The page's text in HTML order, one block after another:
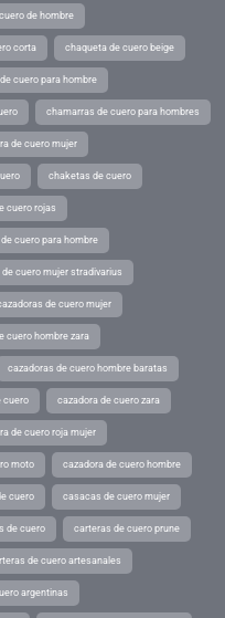
de hombre
corta chaqueta de cuero beige
cuero para hombre
chamarras de cuero para hombres
de cuero mujer
chaketas de cuero
cuero rojas
cuero para hombre
cuero mujer stradivarius
de cuero mujer
cuero hombre zara
cazadoras de cuero hombre baratas
cuero cazadora de cuero zara
de cuero roja mujer
moto cazadora de cuero hombre
cuero casacas de cuero mujer
de cuero carteras de cuero prune
de cuero artesanales
argentinas